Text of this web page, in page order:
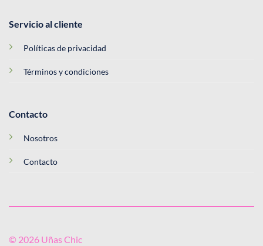
Servicio al cliente
Políticas de privacidad
Términos y condiciones
Contacto
Nosotros
Contacto
© 2026 Uñas Chic